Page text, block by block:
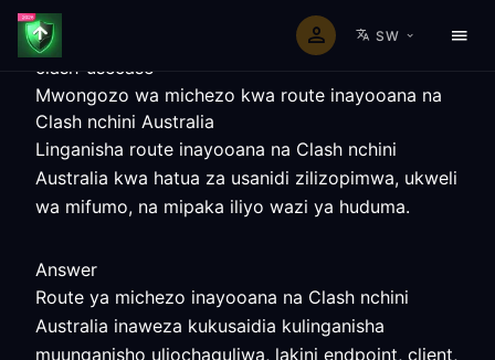
SW
clash-usecase
Mwongozo wa michezo kwa route inayooana na
Clash nchini Australia
Linganisha route inayooana na Clash nchini
Australia kwa hatua za usanidi zilizopimwa, ukweli
wa mifumo, na mipaka iliyo wazi ya huduma.
Answer
Route ya michezo inayooana na Clash nchini
Australia inaweza kukusaidia kulinganisha
muunganisho uliochaguliwa, lakini endpoint, client,